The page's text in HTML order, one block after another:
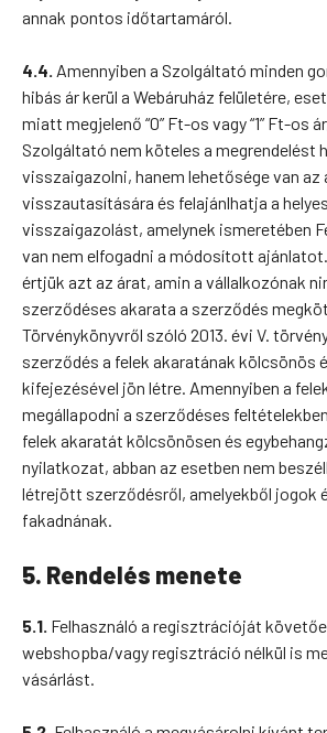
annak pontos időtartamáról.
4.4. Amennyiben a Szolgáltató minden
hibás ár kerül a Webáruház felületére,
miatt megjelenő “0” Ft-os vagy “1” Ft-os
Szolgáltató nem köteles a megrendelést
visszaigazolni, hanem lehetősége van az
visszautasítására és felajánlhatja a
visszaigazolást, amelynek ismeretében
van nem elfogadni a módosított
értjük azt az árat, amin a vállalkozónak
szerződéses akarata a szerződés
Törvénykönyvről szóló 2013. évi V.
szerződés a felek akaratának kölcsönös
kifejezésével jön létre. Amennyiben a
megállapodni a szerződéses
felek akaratát kölcsönösen és
nyilatkozat, abban az esetben nem
létrejött szerződésről, amelyekből jogok
fakadnának.
5. Rendelés menete
5.1. Felhasználó a regisztrációját
webshopba/vagy regisztráció nélkül is
vásárlást.